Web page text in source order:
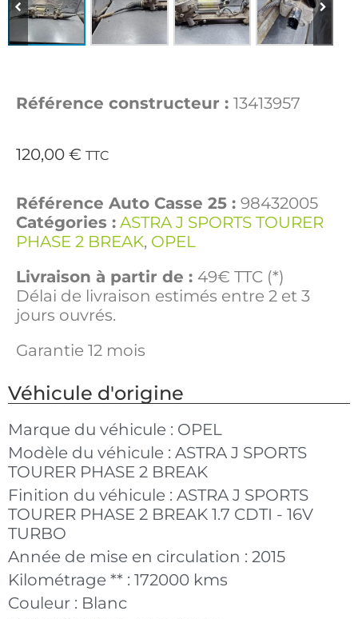
Référence constructeur : 13413957
120,00 € TTC
Référence Auto Casse 25 : 98432005
Catégories : ASTRA J SPORTS TOURER
PHASE 2 BREAK, OPEL
Livraison à partir de : 49€ TTC (*)
Délai de livraison estimés entre 2 et 3
jours ouvrés.
Garantie 12 mois
Véhicule d'origine
Marque du véhicule : OPEL
Modèle du véhicule : ASTRA J SPORTS
TOURER PHASE 2 BREAK
Finition du véhicule : ASTRA J SPORTS
TOURER PHASE 2 BREAK 1.7 CDTI - 16V
TURBO
Année de mise en circulation : 2015
Kilométrage ** : 172000 kms
Couleur : Blanc